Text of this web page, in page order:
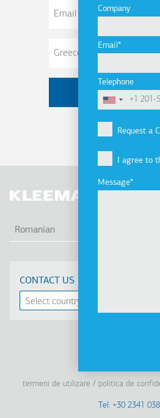
Company
Email
Telephone
Request a
I agree to
Message
Email
Romanian
CONTACT US
Linkedin
termeni de utilizare politica de
Tel: +30 2341